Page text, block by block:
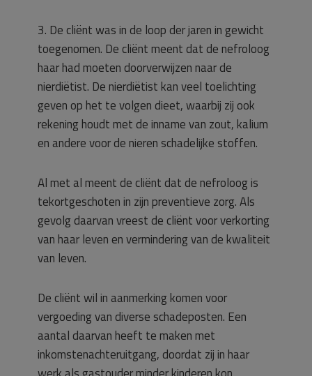
3. De cliënt was in de loop der jaren in gewicht
toegenomen. De cliënt meent dat de nefroloog
haar had moeten doorverwijzen naar de
nierdiëtist. De nierdiëtist kan veel toelichting
geven op het te volgen dieet, waarbij zij ook
rekening houdt met de inname van zout, kalium
en andere voor de nieren schadelijke stoffen.
Al met al meent de cliënt dat de nefroloog is
tekortgeschoten in zijn preventieve zorg. Als
gevolg daarvan vreest de cliënt voor verkorting
van haar leven en vermindering van de kwaliteit
van leven.
De cliënt wil in aanmerking komen voor
vergoeding van diverse schadeposten. Een
aantal daarvan heeft te maken met
inkomstenachteruitgang, doordat zij in haar